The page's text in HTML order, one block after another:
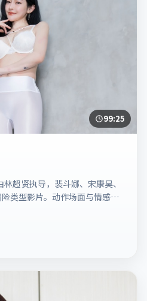
99:25
超贤执导，裴斗娜、宋康昊、
类型影片。动作场面与情感戏
创信息可供检索参考，上映日